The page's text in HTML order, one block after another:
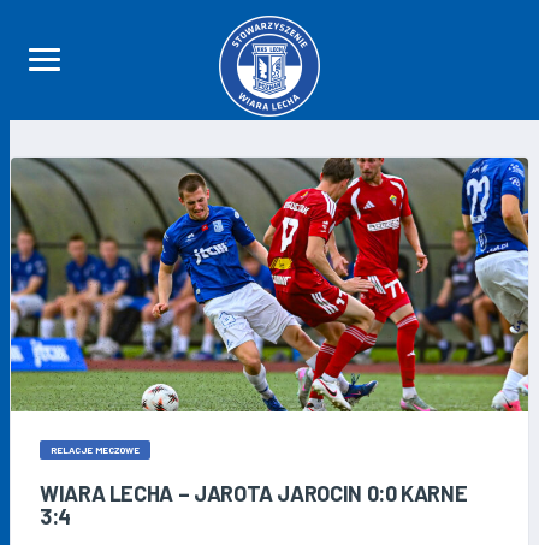
RELACJE MECZOWE
WIARA LECHA – JAROTA JAROCIN 0:0 KARNE
3:4